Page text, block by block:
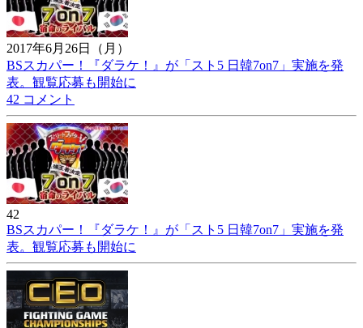
2017年6月26日（月）
BSスカパー！『ダラケ！』が「スト5 日韓7on7」実施を発
表。観覧応募も開始に
42 コメント
42
BSスカパー！『ダラケ！』が「スト5 日韓7on7」実施を発
表。観覧応募も開始に